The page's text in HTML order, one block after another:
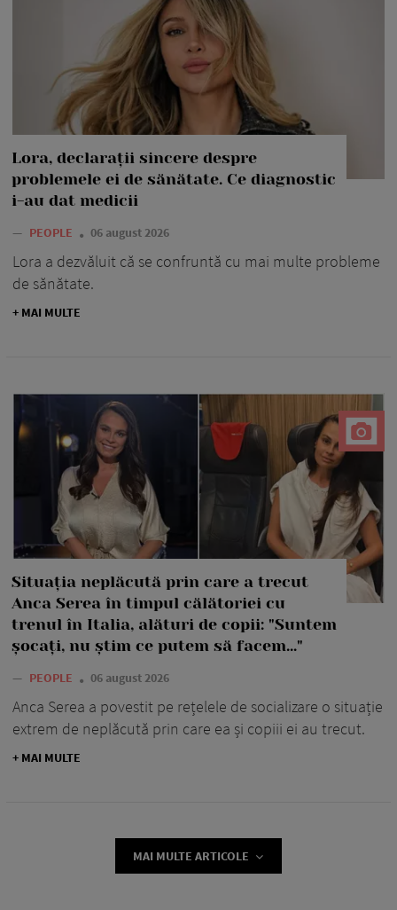
Lora, declarații sincere despre
problemele ei de sănătate. Ce diagnostic
i-au dat medicii
— PEOPLE 06 august 2026
Lora a dezvăluit că se confruntă cu mai multe probleme
de sănătate.
+ MAI MULTE
Situația neplăcută prin care a trecut
Anca Serea în timpul călătoriei cu
trenul în Italia, alături de copii: "Suntem
șocați, nu știm ce putem să facem..."
— PEOPLE 06 august 2026
Anca Serea a povestit pe rețelele de socializare o situație
extrem de neplăcută prin care ea și copiii ei au trecut.
+ MAI MULTE
MAI MULTE ARTICOLE